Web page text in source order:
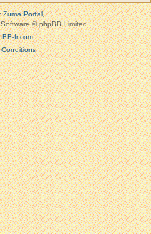
Zuma Portal,
© phpBB Limited
fr.com
Conditions